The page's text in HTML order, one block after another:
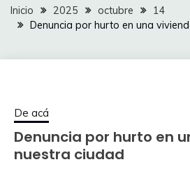
Inicio 2025 octubre
14
Denuncia por hurto en una
De acá
Denuncia por hurto en
nuestra ciudad